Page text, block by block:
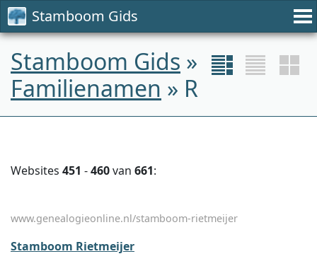
Stamboom Gids
Stamboom Gids »
Familienamen » R
Websites 451 -460van 661:
www.genealogieonline.nl/stamboom-rietmeijer
Stamboom Rietmeijer